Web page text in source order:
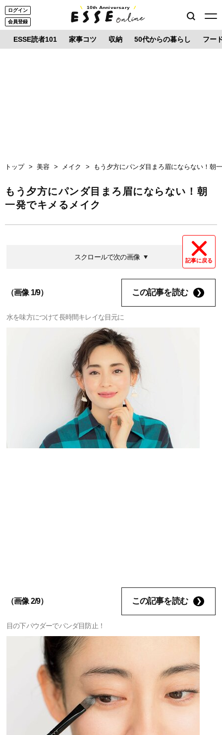
ログイン
会員登録
10th Anniversary
ESSE読者101 家事コツ 収納 50代からの暮らし フー
トップ 美容 メイク もう夕方にパンダ目まろ眉にならない！朝
もう夕方にパンダ目まろ眉にならない！朝
一発でキメるメイク
記事に戻る
スクロールで次の画像
（画像 1/9） この記事を読む
水を味方につけて長時間キレイな目元に
（画像 2/9） この記事を読む
目の下パウダーでパンダ目防止！